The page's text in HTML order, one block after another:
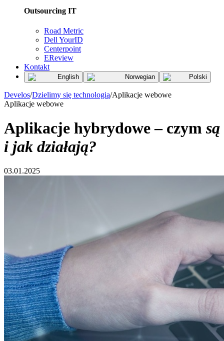
Outsourcing IT
Road Metric
Dell YourID
Centerpoint
EReview
Kontakt
English Norwegian Polski
Develos/Dzielimy się technologią/Aplikacje webowe
Aplikacje webowe
Aplikacje hybrydowe – czym są
i jak działają?
03.01.2025